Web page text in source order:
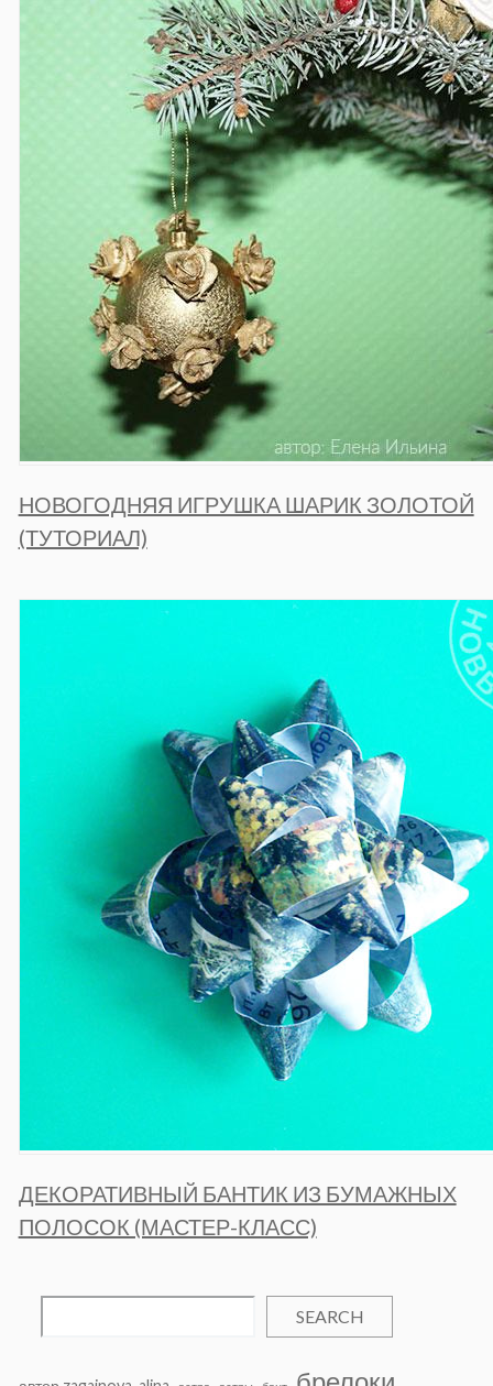
НОВОГОДНЯЯ ИГРУШКА ШАРИК ЗОЛОТОЙ
(ТУТОРИАЛ)
ДЕКОРАТИВНЫЙ БАНТИК ИЗ БУМАЖНЫХ
ПОЛОСОК (МАСТЕР-КЛАСС)
SEARCH